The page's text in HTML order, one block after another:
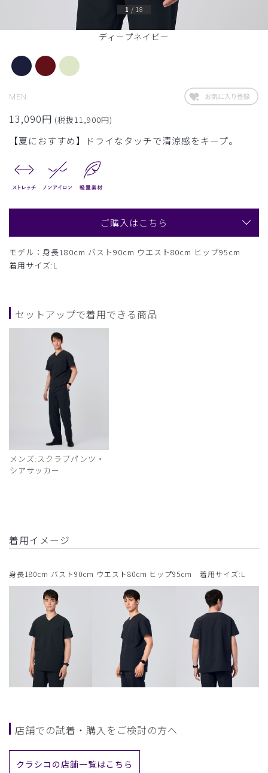
ディープネイビー
1 / 18
MEN
13,090円 (税抜11,900円)
【夏におすすめ】ドライなタッチで清涼感をキープ。
ご購入はこちら
モデル：身長180cm バスト90cm ウエスト80cm ヒップ95cm
着用サイズ:L
セットアップで着用できる商品
メンズ:スクラブパンツ・
シアサッカー
着用イメージ
身長180cm バスト90cm ウエスト80cm ヒップ95cm 着用サイズ:L
店舗での試着・購入をご検討の方へ
クラシコの店舗一覧はこちら